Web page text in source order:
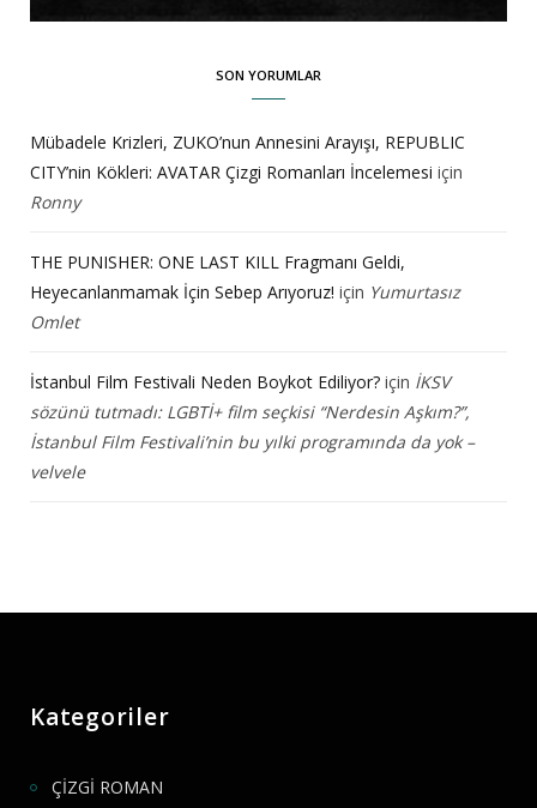
SON YORUMLAR
Mübadele Krizleri, ZUKO’nun Annesini Arayışı, REPUBLIC
CITY’nin Kökleri: AVATAR Çizgi Romanları İncelemesi için
Ronny
THE PUNISHER: ONE LAST KILL Fragmanı Geldi,
Heyecanlanmamak İçin Sebep Arıyoruz! için Yumurtasız
Omlet
İstanbul Film Festivali Neden Boykot Ediliyor? için İKSV
sözünü tutmadı: LGBTİ+ film seçkisi “Nerdesin Aşkım?”,
İstanbul Film Festivali’nin bu yılki programında da yok –
velvele
Kategoriler
ÇİZGİ ROMAN